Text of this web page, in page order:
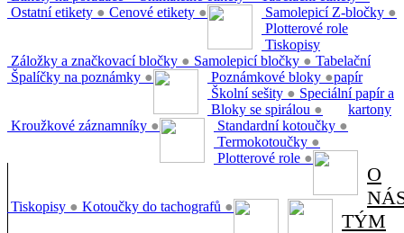
Ostatní etikety ● Cenové etikety ● Samolepicí Z-bločky ●
Záložky a značkovací bločky ● Samolepicí bločky ●
Špalíčky na poznámky ● Poznámkové bloky ●
Školní sešity ●
Bloky se spirálou ●
Kroužkové záznamníky ●
Plotterové role
Standardní kotoučky ●
Termokotoučky ●
Plotterové role ●
Tiskopisy
Tiskopisy ● Kotoučky do tachografů ●
Tabelační
papír
Speciální papír a
kartony
O
TÝM